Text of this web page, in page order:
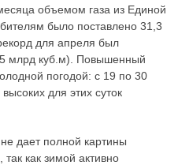
объемом газа из Единой
было поставлено 31,3
для апреля был
млрд куб.м). Повышенный
погодой: с 19 по 30
для этих суток
дает полной картины
как зимой активно